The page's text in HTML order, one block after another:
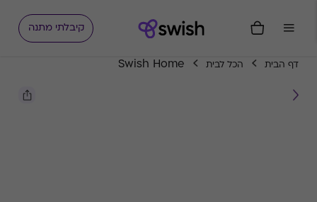
קיבלתי מתנה
דף הבית הכל לבית Swish Home